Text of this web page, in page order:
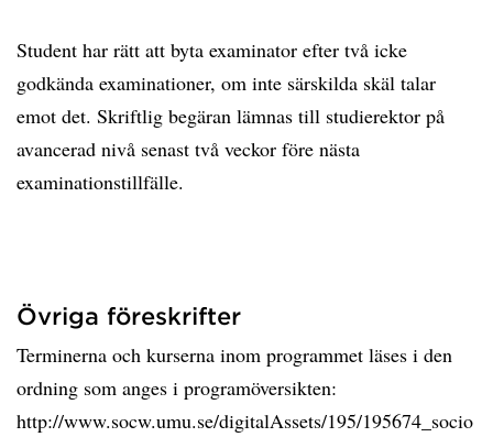
Student har rätt att byta examinator efter två icke
godkända examinationer, om inte särskilda skäl talar
emot det. Skriftlig begäran lämnas till studierektor på
avancerad nivå senast två veckor före nästa
examinationstillfälle.
Övriga föreskrifter
Terminerna och kurserna inom programmet läses i den
ordning som anges i programöversikten:
http://www.socw.umu.se/digitalAssets/195/195674_socio